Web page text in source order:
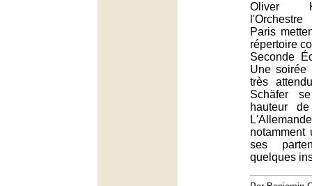
Oliver
Paris
répertoire
Seconde
Une soirée
très
Schäfer
hauteur
ses
quelques